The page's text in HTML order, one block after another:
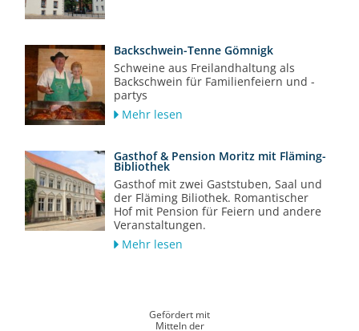
Backschwein-Tenne Gömnigk
Schweine aus Freilandhaltung als
Backschwein für Familienfeiern und -
partys
Mehr lesen
Gasthof & Pension Moritz mit Fläming-
Bibliothek
Gasthof mit zwei Gaststuben, Saal und
der Fläming Biliothek. Romantischer
Hof mit Pension für Feiern und andere
Veranstaltungen.
Mehr lesen
Gefördert mit
Mitteln der